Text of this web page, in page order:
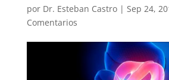
por Dr. Esteban Castro| Sep 24,
Comentarios